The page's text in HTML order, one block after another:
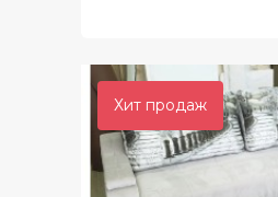
Хит продаж